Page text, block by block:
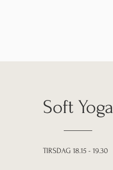
Soft Yoga
TIRSDAG 18.15 - 19.30